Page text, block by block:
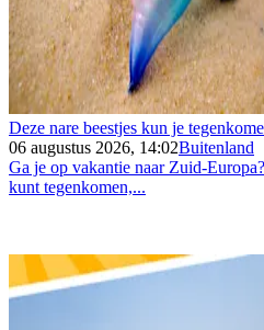
Deze nare beestjes kun je
06 augustus 2026, 14:02Buitenland
Ga je op vakantie naar Zuid-
kunt tegenkomen,...